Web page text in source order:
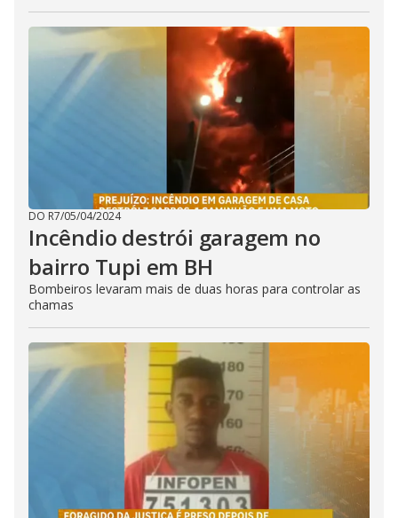
DO R7/05/04/2024
Incêndio destrói garagem no
bairro Tupi em BH
Bombeiros levaram mais de duas horas para controlar as
chamas